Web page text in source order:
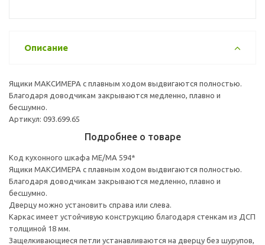
Описание
Ящики МАКСИМЕРА с плавным ходом выдвигаются полностью.
Благодаря доводчикам закрываются медленно, плавно и
бесшумно.
Артикул: 093.699.65
Подробнее о товаре
Код кухонного шкафа ME/MA 594*
Ящики МАКСИМЕРА с плавным ходом выдвигаются полностью.
Благодаря доводчикам закрываются медленно, плавно и
бесшумно.
Дверцу можно установить справа или слева.
Каркас имеет устойчивую конструкцию благодаря стенкам из ДСП
толщиной 18 мм.
Защелкивающиеся петли устанавливаются на дверцу без шурупов,